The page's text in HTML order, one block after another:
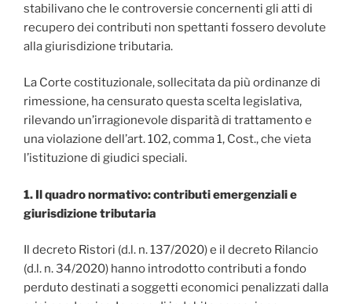
stabilivano che le controversie concernenti gli atti di
recupero dei contributi non spettanti fossero devolute
alla giurisdizione tributaria.
La Corte costituzionale, sollecitata da più ordinanze di
rimessione, ha censurato questa scelta legislativa,
rilevando un’irragionevole disparità di trattamento e
una violazione dell’art. 102, comma 1, Cost., che vieta
l’istituzione di giudici speciali.
1. Il quadro normativo: contributi emergenziali e
giurisdizione tributaria
Il decreto Ristori (d.l. n. 137/2020) e il decreto Rilancio
(d.l. n. 34/2020) hanno introdotto contributi a fondo
perduto destinati a soggetti economici penalizzati dalla